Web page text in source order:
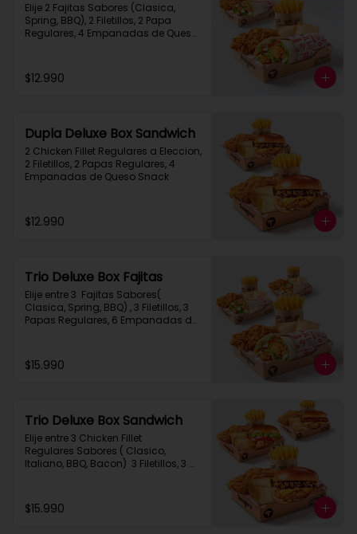
Elije 2 Fajitas Sabores (Clasica,
Spring, BBQ), 2 Filetillos, 2 Papa
Regulares, 4 Empanadas de Queso
$12.990
Dupla Deluxe Box Sandwich
2 Chicken Fillet Regulares a Eleccion,
2 Filetillos, 2 Papas Regulares, 4
Empanadas de Queso Snack
$12.990
Trio Deluxe Box Fajitas
Elije entre 3  Fajitas Sabores(
Clasica, Spring, BBQ) , 3 Filetillos, 3
Papas Regulares, 6 Empanadas de
$15.990
Trio Deluxe Box Sandwich
Elije entre 3 Chicken Fillet
Regulares Sabores ( Clasico,
Italiano, BBQ, Bacon)  3 Filetillos, 3
$15.990